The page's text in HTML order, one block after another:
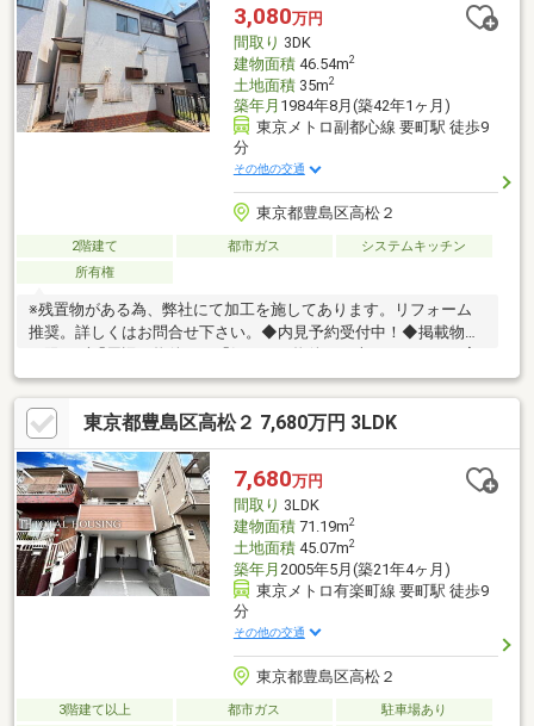
3,080万円
間取り 3DK
建物面積46.54m2
土地面積35m2
築年月 1984年8月(築42年1ヶ月)
東京メトロ副都心線 要町駅 徒歩9
分
その他の交通
東京都豊島区高松２
2階建て 都市ガス
システムキッチン
所有権
※残置物がある為、弊社にて加工を施してあります。リフォーム
推奨。詳しくはお問合せ下さい。◆内見予約受付中！◆掲載物件
内致します。ご自宅や最寄駅までもお車で送迎しますので、お気
軽にお声かけ下さい♪見学予約ボタンまたはフリーダイヤルま
で！ 【資料請求(無料)】または、フリーダイヤル【0120-99-
3333】まで、お気軽にお問合せ下さい！◆ローン相談承ります！
頭金0円からの購入も可能です！◆資金計画書を作成して、初期
費用や毎月の返済ついてご説明を致します。住宅ローンや買い替
えについてもご相談下さい！
東京都豊島区高松２ 7,680万円 3LDK
7,680万円
間取り 3LDK
建物面積71.19m2
土地面積45.07m2
築年月 2005年5月(築21年4ヶ月)
東京メトロ有楽町線 要町駅 徒歩9
分
その他の交通
東京都豊島区高松２
3階建て以上 都市ガス
駐車場あり